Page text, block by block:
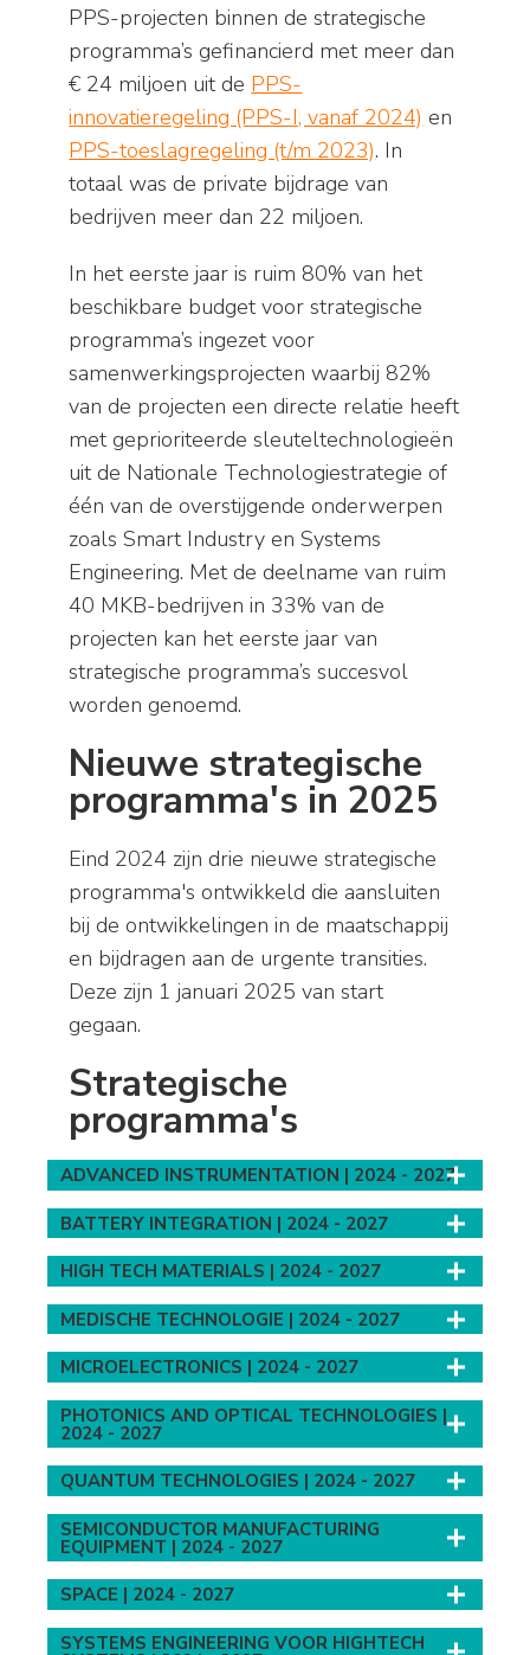
PPS-projecten binnen de strategische
programma’s gefinancierd met meer dan
€ 24 miljoen uit de PPS-
innovatieregeling (PPS-I, vanaf 2024) en
PPS-toeslagregeling (t/m 2023). In
totaal was de private bijdrage van
bedrijven meer dan 22 miljoen.
In het eerste jaar is ruim 80% van het
beschikbare budget voor strategische
programma’s ingezet voor
samenwerkingsprojecten waarbij 82%
van de projecten een directe relatie heeft
met geprioriteerde sleuteltechnologieën
uit de Nationale Technologiestrategie of
één van de overstijgende onderwerpen
zoals Smart Industry en Systems
Engineering. Met de deelname van ruim
40 MKB-bedrijven in 33% van de
projecten kan het eerste jaar van
strategische programma’s succesvol
worden genoemd.
Nieuwe strategische
programma's in 2025
Eind 2024 zijn drie nieuwe strategische
programma's ontwikkeld die aansluiten
bij de ontwikkelingen in de maatschappij
en bijdragen aan de urgente transities.
Deze zijn 1 januari 2025 van start
gegaan.
Strategische
programma's
ADVANCED INSTRUMENTATION | 2024 - 2027
BATTERY INTEGRATION | 2024 - 2027
HIGH TECH MATERIALS | 2024 - 2027
MEDISCHE TECHNOLOGIE | 2024 - 2027
MICROELECTRONICS | 2024 - 2027
PHOTONICS AND OPTICAL TECHNOLOGIES |
2024 - 2027
QUANTUM TECHNOLOGIES | 2024 - 2027
SEMICONDUCTOR MANUFACTURING
EQUIPMENT | 2024 - 2027
SPACE | 2024 - 2027
SYSTEMS ENGINEERING VOOR HIGHTECH